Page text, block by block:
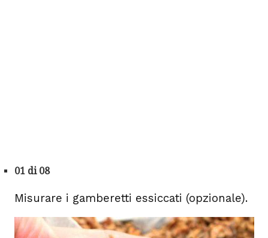
01 di 08
Misurare i gamberetti essiccati (opzionale).